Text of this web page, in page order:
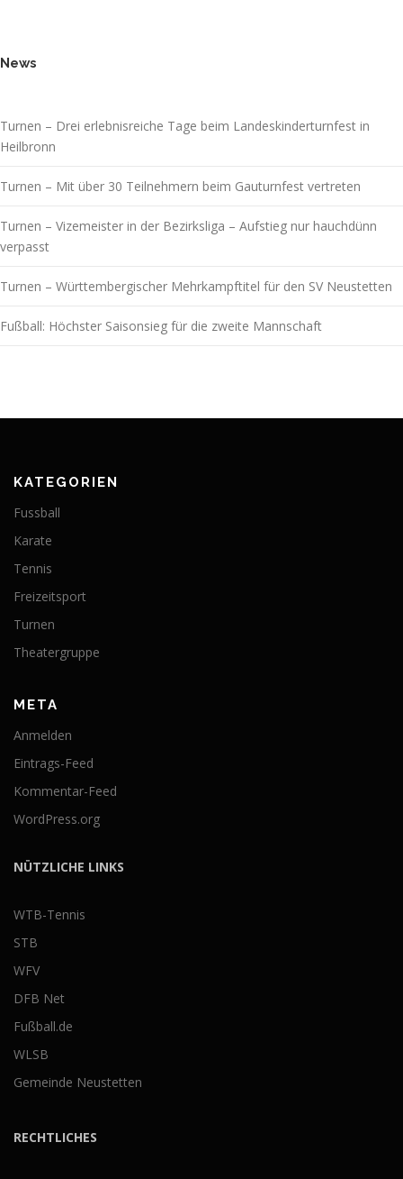
News
Turnen – Drei erlebnisreiche Tage beim Landeskinderturnfest in
Heilbronn
Turnen – Mit über 30 Teilnehmern beim Gauturnfest vertreten
Turnen – Vizemeister in der Bezirksliga – Aufstieg nur hauchdünn
verpasst
Turnen – Württembergischer Mehrkampftitel für den SV Neustetten
Fußball: Höchster Saisonsieg für die zweite Mannschaft
KATEGORIEN
Fussball
Karate
Tennis
Freizeitsport
Turnen
Theatergruppe
META
Anmelden
Eintrags-Feed
Kommentar-Feed
WordPress.org
NÜTZLICHE LINKS
WTB-Tennis
STB
WFV
DFB Net
Fußball.de
WLSB
Gemeinde Neustetten
RECHTLICHES